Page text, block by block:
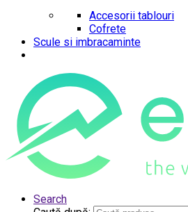
Accesorii tablouri
Cofrete
Scule si imbracaminte
Search